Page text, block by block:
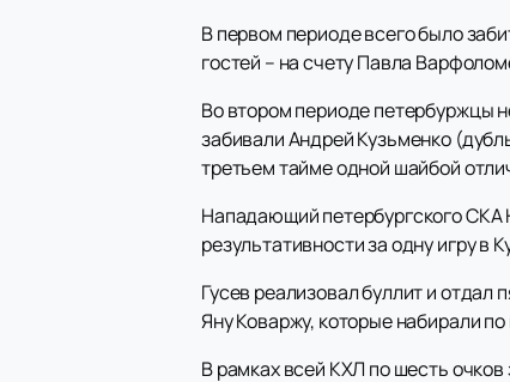
В первом периоде всего было
гостей – на счету Павла
Во втором периоде петербуржцы
забивали Андрей Кузьменко
третьем тайме одной шайбой
Нападающий петербургского СКА
результативности за одну игру в
Гусев реализовал буллит и
Яну Коваржу, которые набирали
В рамках всей КХЛ по шесть